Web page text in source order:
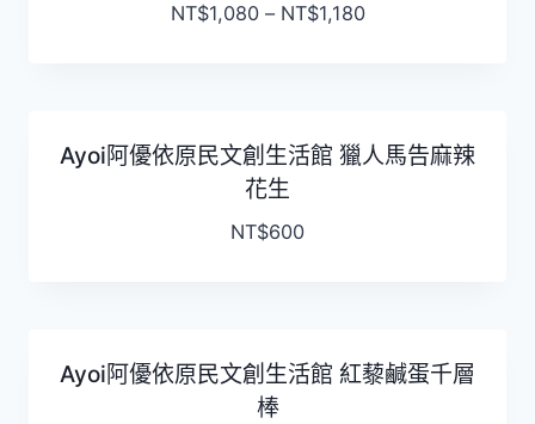
NT$1,080– NT$1,180
Ayoi阿優依原民文創生活館 獵人馬告麻辣
花生
NT$600
Ayoi阿優依原民文創生活館 紅藜鹹蛋千層
棒